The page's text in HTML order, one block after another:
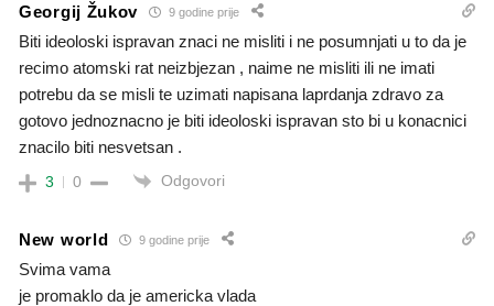
Georgij Žukov 9 godine prije
Biti ideoloski ispravan znaci ne misliti i ne posumnjati u to da je
recimo atomski rat neizbjezan , naime ne misliti ili ne imati
potrebu da se misli te uzimati napisana laprdanja zdravo za
gotovo jednoznacno je biti ideoloski ispravan sto bi u konacnici
znacilo biti nesvetsan .
3 0 Odgovori
New world 9 godine prije
Svima vama
je promaklo da je americka vlada